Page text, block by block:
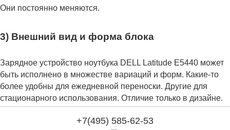
Они постоянно меняются.
3) Внешний вид и форма блока
Зарядное устройство ноутбука DELL Latitude E5440 может
быть исполнено в множестве вариаций и форм. Какие-то
более удобны для ежедневной переноски. Другие для
стационарного использования. Отличие только в дизайне.
+7(495) 585-62-53